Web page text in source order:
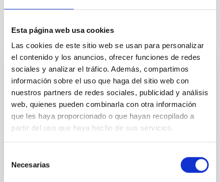
Esta página web usa cookies
Las cookies de este sitio web se usan para personalizar
el contenido y los anuncios, ofrecer funciones de redes
sociales y analizar el tráfico. Además, compartimos
información sobre el uso que haga del sitio web con
nuestros partners de redes sociales, publicidad y análisis
web, quienes pueden combinarla con otra información
que les haya proporcionado o que hayan recopilado a
partir del uso que haya hecho de sus servicios.
Necesarias
Otras noticias relacionadas
NOTA DE PRENSA
El IAC impulsa la cultura científica entre la
juventud canaria con el lanzamiento del
Premio Cosmos
El Instituto de Astrofísica de Canarias (IAC) organiza
el Premio Cosmos, un proyecto educativo
desde Canarias, con la colaboración del Área STEAM